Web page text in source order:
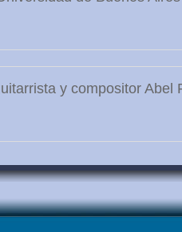
y compositor Abel